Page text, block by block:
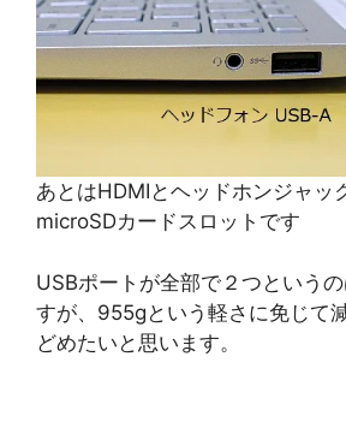
あとはHDMIとヘッドホンジャッ
microSDカードスロットです
USBポートが全部で２つという
すが、955gという軽さに免じて
どめたいと思います。